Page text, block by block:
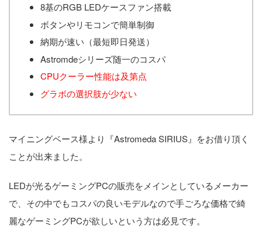
8基のRGB LEDケースファン搭載
ボタンやリモコンで簡単制御
納期が速い（最短即日発送）
Astromdeシリーズ随一のコスパ
CPUクーラー性能は及第点
グラボの選択肢が少ない
マイニングベース様より『Astromeda SIRIUS』をお借り頂く
ことが出来ました。
LEDが光るゲーミングPCの販売をメインとしているメーカー
で、その中でもコスパの良いモデルなので手ごろな価格で綺
麗なゲーミングPCが欲しいという方は必見です。